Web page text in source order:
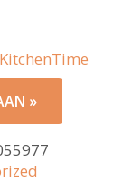
KitchenTime
»